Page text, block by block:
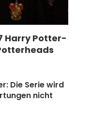
Harry Potter-
Die Serie wird
nicht